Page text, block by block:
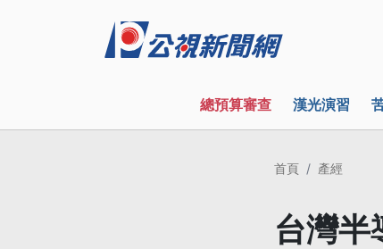
總預算審查 漢光演習
首頁 產經
台灣半